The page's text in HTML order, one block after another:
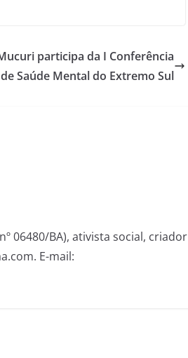
participa da I Conferência
Saúde Mental do Extremo Sul
06480/BA), ativista social, criador
E-mail: